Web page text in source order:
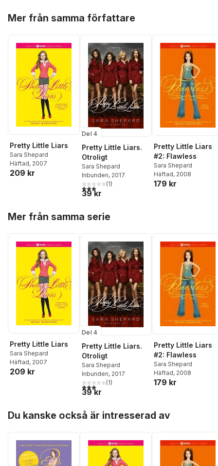
Mer från samma författare
Pretty Little Liars
Sara Shepard
Häftad, 2007
209 kr
Del 4
Pretty Little Liars.
Otroligt
Sara Shepard
Inbunden, 2017
3,0utav 5 stjärnor. Totalt antal röster:
(1)
39 kr
Pretty Little Liars
#2: Flawless
Sara Shepard
Häftad, 2008
179 kr
Mer från samma serie
Pretty Little Liars
Sara Shepard
Häftad, 2007
209 kr
Del 4
Pretty Little Liars.
Otroligt
Sara Shepard
Inbunden, 2017
3,0utav 5 stjärnor. Totalt antal röster:
(1)
39 kr
Pretty Little Liars
#2: Flawless
Sara Shepard
Häftad, 2008
179 kr
Du kanske också är intresserad av